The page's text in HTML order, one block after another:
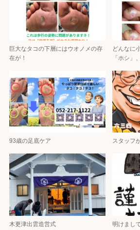
巨大なタコの下層にはウオノメの存
在が！
どんなに
「ホシ」
93歳の足底ケア スタッフ
木更津出雲造営式 明けまし